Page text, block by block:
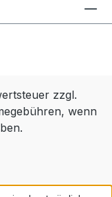
zzgl.
wenn